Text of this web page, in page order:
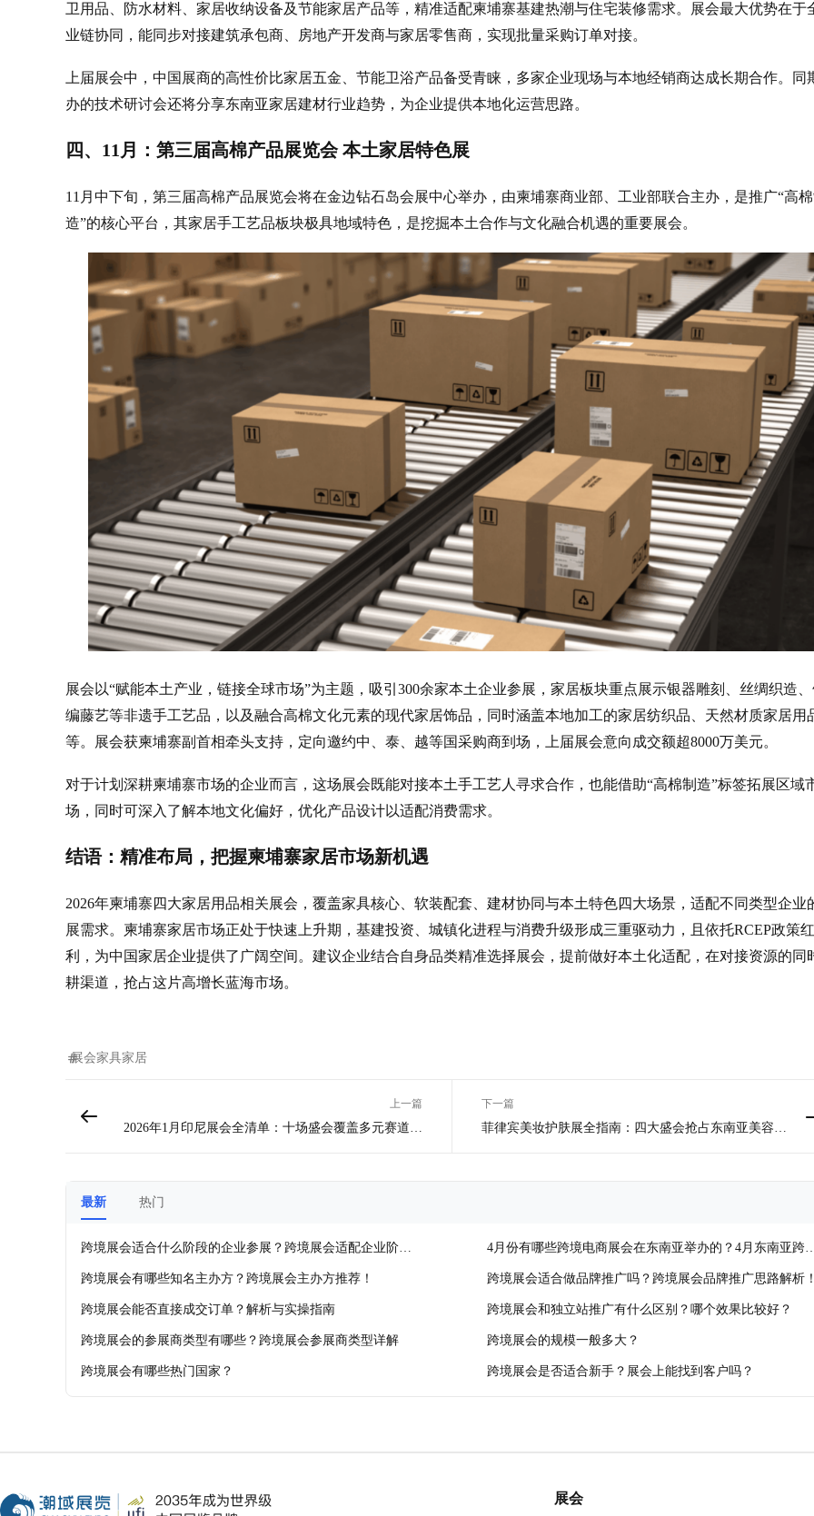
卫用品、防水材料、家居收纳设备及节能家居产品等，精准适配柬埔寨基建热潮与住宅装修需求。展会最大优势在于
业链协同，能同步对接建筑承包商、房地产开发商与家居零售商，实现批量采购订单对接。
上届展会中，中国展商的高性价比家居五金、节能卫浴产品备受青睐，多家企业现场与本地经销商达成长期合作。同
办的技术研讨会还将分享东南亚家居建材行业趋势，为企业提供本地化运营思路。
四、11月：第三届高棉产品展览会 本土家居特色展
11月中下旬，第三届高棉产品展览会将在金边钻石岛会展中心举办，由柬埔寨商业部、工业部联合主办，是推广“高
造”的核心平台，其家居手工艺品板块极具地域特色，是挖掘本土合作与文化融合机遇的重要展会。
展会以“赋能本土产业，链接全球市场”为主题，吸引300余家本土企业参展，家居板块重点展示银器雕刻、丝绸织造
编藤艺等非遗手工艺品，以及融合高棉文化元素的现代家居饰品，同时涵盖本地加工的家居纺织品、天然材质家居用
等。展会获柬埔寨副首相牵头支持，定向邀约中、泰、越等国采购商到场，上届展会意向成交额超8000万美元。
对于计划深耕柬埔寨市场的企业而言，这场展会既能对接本土手工艺人寻求合作，也能借助“高棉制造”标签拓展区域
场，同时可深入了解本地文化偏好，优化产品设计以适配消费需求。
结语：精准布局，把握柬埔寨家居市场新机遇
2026年柬埔寨四大家居用品相关展会，覆盖家具核心、软装配套、建材协同与本土特色四大场景，适配不同类型企业
展需求。柬埔寨家居市场正处于快速上升期，基建投资、城镇化进程与消费升级形成三重驱动力，且依托RCEP政策红
利，为中国家居企业提供了广阔空间。建议企业结合自身品类精准选择展会，提前做好本土化适配，在对接资源的同
耕渠道，抢占这片高增长蓝海市场。
展会家具家居
上一篇
2026年1月印尼展会全清单：十场盛会覆盖多元赛道，
下一篇
菲律宾美妆护肤展全指南：四大盛会抢占东南亚美容蓝
最新 热门
跨境展会适合什么阶段的企业参展？跨境展会适配企业阶段
4月份有哪些跨境电商展会在东南亚举办的？4月东南亚跨
跨境展会有哪些知名主办方？跨境展会主办方推荐！
跨境展会适合做品牌推广吗？跨境展会品牌推广思路解析
跨境展会能否直接成交订单？解析与实操指南 跨境展会和独立站推广有什么区别？哪个效果比较好？
跨境展会的参展商类型有哪些？跨境展会参展商类型详解 跨境展会的规模一般多大？
跨境展会有哪些热门国家？ 跨境展会是否适合新手？展会上能找到客户吗？
展会